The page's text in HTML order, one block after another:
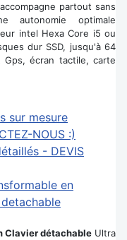
partout sans
autonomie optimale
intel Hexa Core i5 ou
dur SSD, jusqu'à 64
écran tactile, carte
sur mesure
NOUS :)
- DEVIS
Clavier détachableUltra